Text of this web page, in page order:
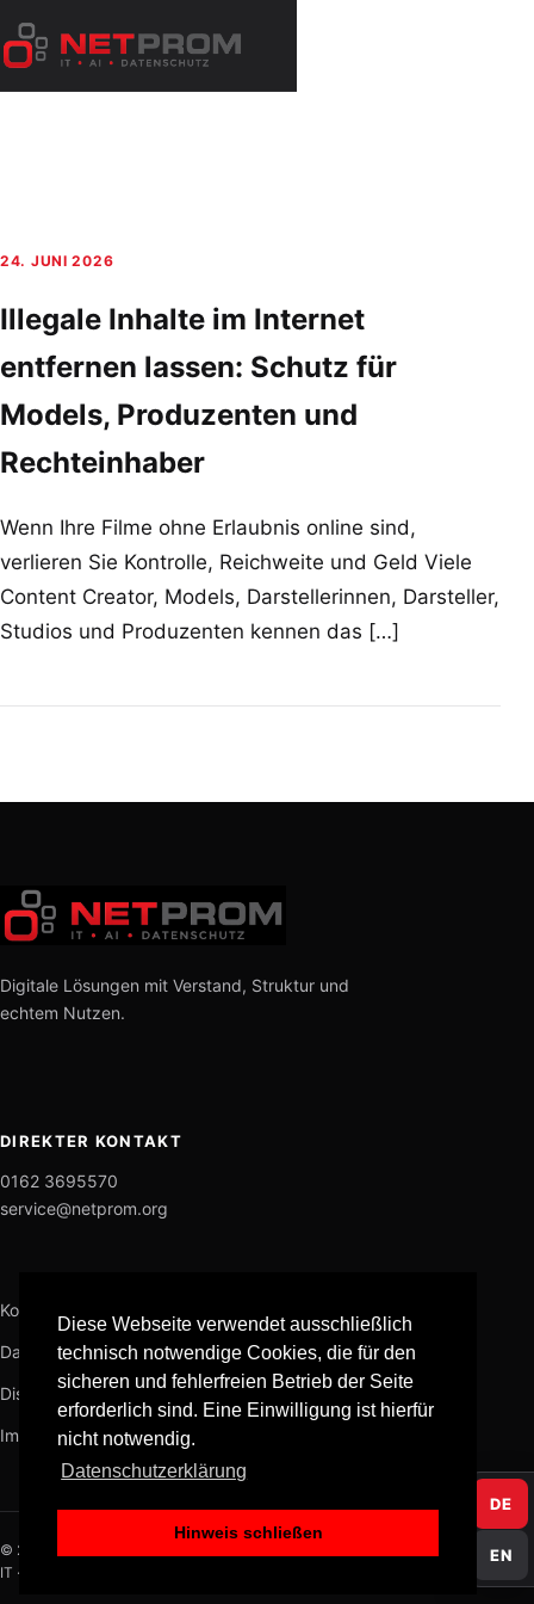
Diese Webseite verwendet ausschließlich
technisch notwendige Cookies, die für den
sicheren und fehlerfreien Betrieb der Seite
erforderlich sind. Eine Einwilligung ist hierfür
nicht notwendig.
Datenschutzerklärung
Hinweis schließen
Inhalt
DE
EN
24. JUNI 2026
Illegale Inhalte im Internet
entfernen lassen: Schutz für
Models, Produzenten und
Rechteinhaber
Wenn Ihre Filme ohne Erlaubnis online sind,
verlieren Sie Kontrolle, Reichweite und Geld Viele
Content Creator, Models, Darstellerinnen, Darsteller,
Studios und Produzenten kennen das […]
Digitale Lösungen mit Verstand, Struktur und
echtem Nutzen.
DIREKTER KONTAKT
0162 3695570
service@netprom.org
Kontakt
Datenschutz
Disclaimer
Impressum
© 2026 NETPROM
IT · KI · Datenschutz · Medien · Software